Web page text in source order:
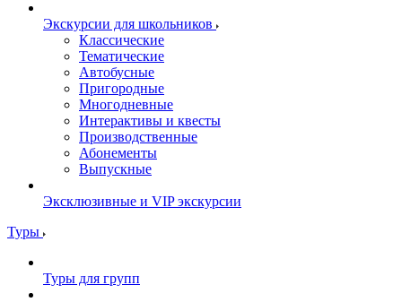
Экскурсии для школьников
Классические
Тематические
Автобусные
Пригородные
Многодневные
Интерактивы и квесты
Производственные
Абонементы
Выпускные
Эксклюзивные и VIP экскурсии
Туры
Туры для групп